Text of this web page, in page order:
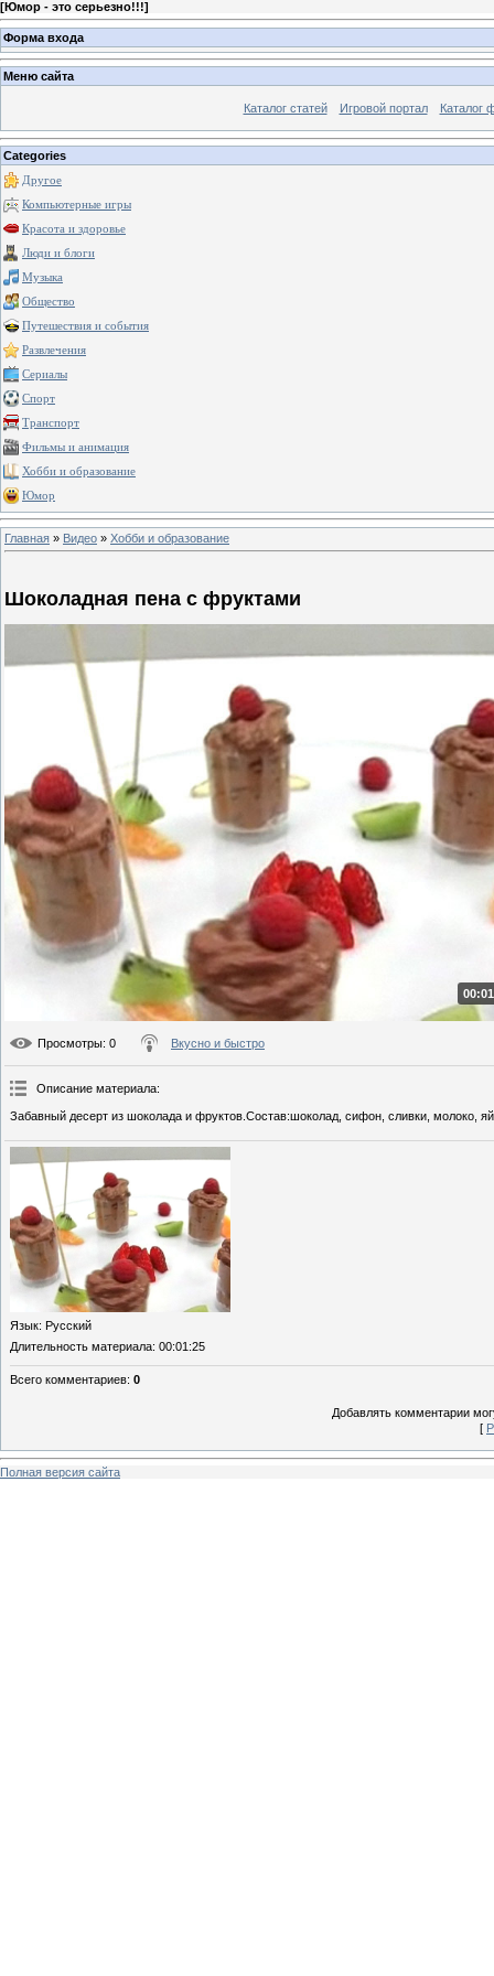
[Юмор - это серьезно!!!]
Форма входа
Меню сайта
Каталог статей Игровой портал Каталог
Categories
Другое
Компьютерные игры
Красота и здоровье
Люди и блоги
Музыка
Общество
Путешествия и события
Развлечения
Сериалы
Спорт
Транспорт
Фильмы и анимация
Хобби и образование
Юмор
Главная » Видео » Хобби и образование
Шоколадная пена с фруктами
Просмотры: 0 Вкусно и быстро
Описание материала:
Забавный десерт из шоколада и фруктов.Состав:шоколад, сифон, сливки, молоко,
Язык: Русский
Длительность материала: 00:01:25
Всего комментариев: 0
Добавлять комментарии
[
Полная версия сайта